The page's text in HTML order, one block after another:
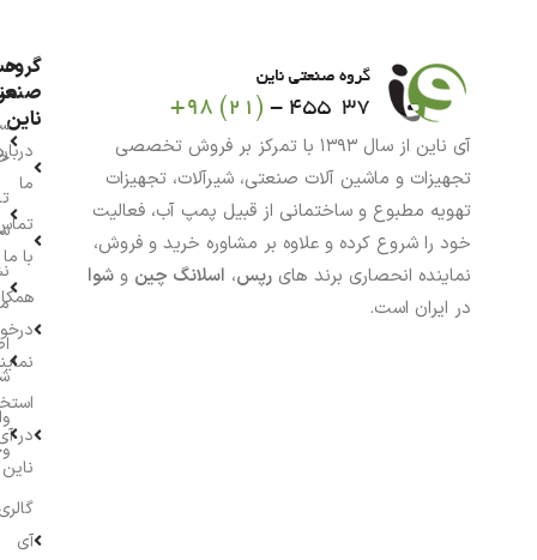
آی ناین از سال ۱۳۹۳ با تمرکز بر فروش تخصصی
تجهیزات و ماشین آلات صنعتی، شیرآلات، تجهیزات
تهویه مطبوع و ساختمانی از قبیل پمپ آب، فعالیت
خود را شروع کرده و علاوه بر مشاوره خرید و فروش،
نماینده انحصاری برند های رپس، اسلانگ چین و شوا
در ایران است.
گروه
ناین
ما
با ما
در
ناین
آی